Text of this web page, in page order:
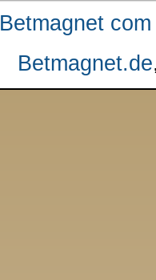
Betmagnet
Betmagnet.de